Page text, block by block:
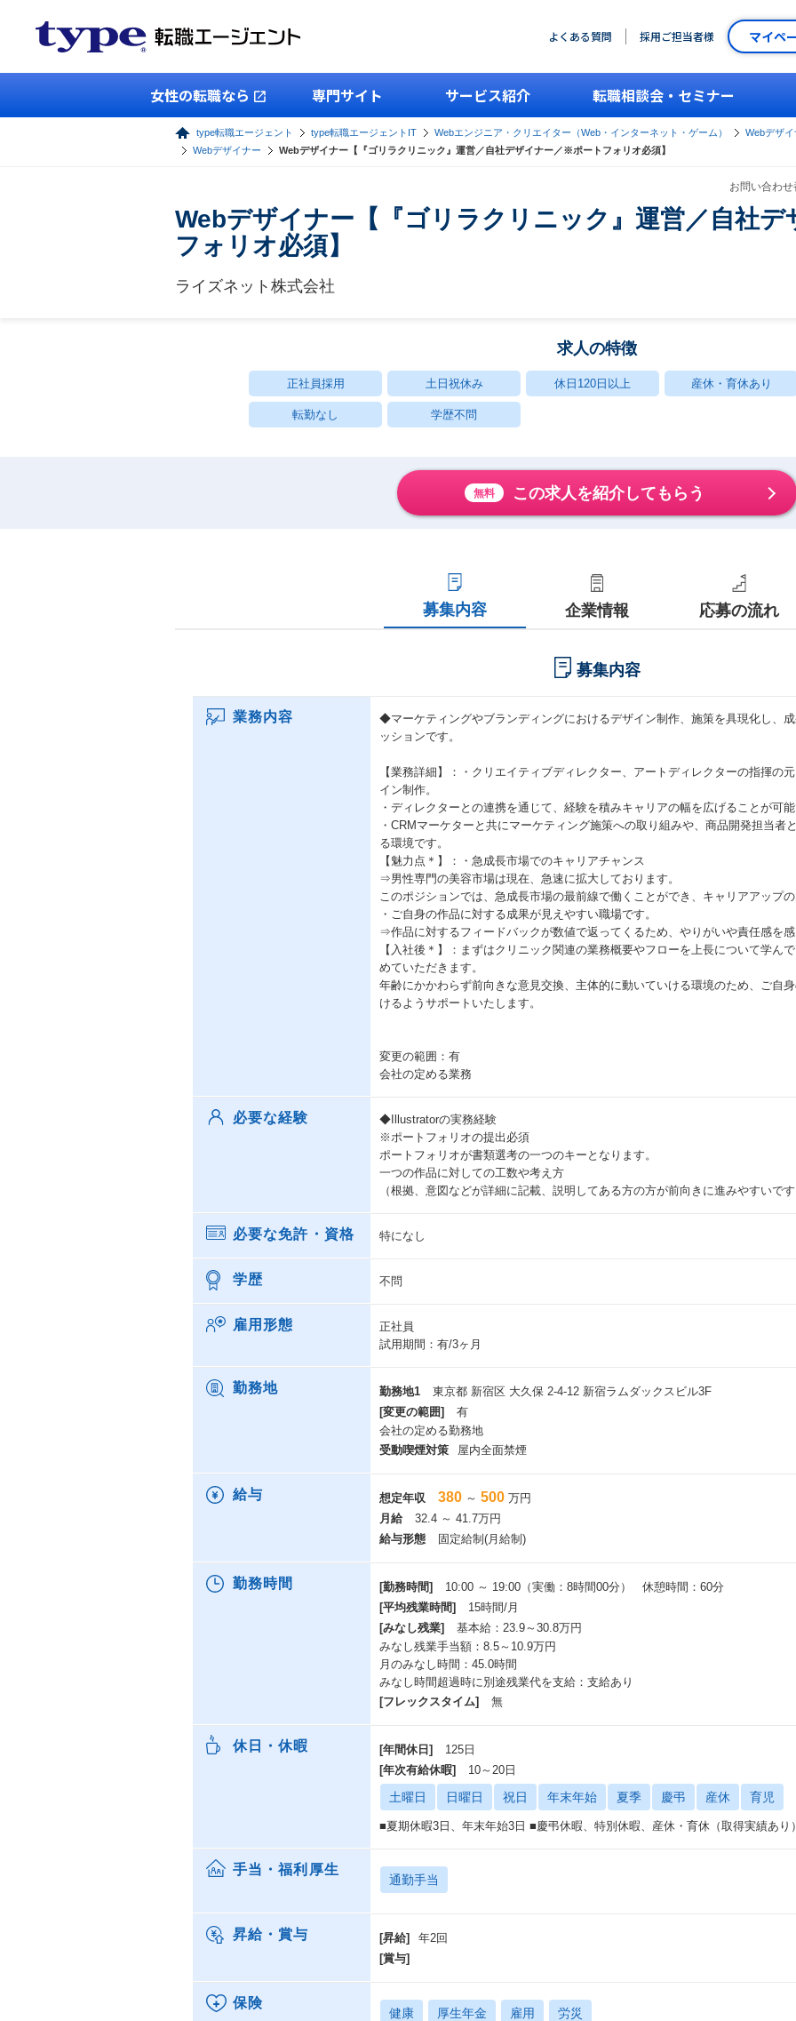
よくある質問 採用ご担当者様 マイペ
女性の転職なら 専門サイト サービス紹介 転職相談会・セミナー
type転職エージェント type転職エージェントIT Webエンジニア・クリエイター（Web・インターネット・ゲーム）
Webデザ
Webデザイナー
Webデザイナー【『ゴリラクリニック』運営／自社デザイナー／※ポートフォリオ必須】
お問い合わ
Webデザイナー【『ゴリラクリニック』運営／自社
フォリオ必須】
ライズネット株式会社
求人の特徴
正社員採用 土日祝休み 休日120日以上 産休・育休あり
転勤なし 学歴不問
無料 この求人を紹介してもらう
募集内容 企業情報 応募の流れ
募集内容
業務内容
◆マーケティングやブランディングにおけるデザイン制作、施策を具現化し、
ッションです。
【業務詳細】：・クリエイティブディレクター、アートディレクターの指揮の
イン制作。
・ディレクターとの連携を通じて、経験を積みキャリアの幅を広げることが可
・CRMマーケターと共にマーケティング施策への取り組みや、商品開発担当者
る環境です。
【魅力点＊】：・急成長市場でのキャリアチャンス
⇒男性専門の美容市場は現在、急速に拡大しております。
このポジションでは、急成長市場の最前線で働くことができ、キャリアアップ
・ご自身の作品に対する成果が見えやすい職場です。
⇒作品に対するフィードバックが数値で返ってくるため、やりがいや責任感を
【入社後＊】：まずはクリニック関連の業務概要やフローを上長について学ん
めていただきます。
年齢にかかわらず前向きな意見交換、主体的に動いていける環境のため、ご自
けるようサポートいたします。
変更の範囲：有
会社の定める業務
必要な経験
◆Illustratorの実務経験
※ポートフォリオの提出必須
ポートフォリオが書類選考の一つのキーとなります。
一つの作品に対しての工数や考え方
（根拠、意図などが詳細に記載、説明してある方の方が前向きに進みやすいで
必要な免許・資格 特になし
学歴 不問
雇用形態
正社員
試用期間：有/3ヶ月
勤務地 勤務地1
東京都 新宿区 大久保 2-4-12 新宿ラムダックスビル3F
[変更の範囲]
有
会社の定める勤務地
受動喫煙対策
屋内全面禁煙
給与 想定年収 380 ～ 500 万円
月給
32.4 ～ 41.7万円
給与形態
固定給制(月給制)
勤務時間 [勤務時間]
10:00 ～ 19:00（実働：8時間00分） 休憩時間：60分
[平均残業時間]
15時間/月
[みなし残業]
基本給：23.9～30.8万円
みなし残業手当額：8.5～10.9万円
月のみなし時間：45.0時間
みなし時間超過時に別途残業代を支給：支給あり
[フレックスタイム]
無
休日・休暇 [年間休日]
125日
[年次有給休暇]
10～20日
土曜日 日曜日 祝日 年末年始 夏季 慶弔 産休 育児
■夏期休暇3日、年末年始3日 ■慶弔休暇、特別休暇、産休・育休（取得実績あり
手当・福利厚生
通勤手当
昇給・賞与 [昇給]
年2回
[賞与]
保険
健康 厚生年金 雇用 労災